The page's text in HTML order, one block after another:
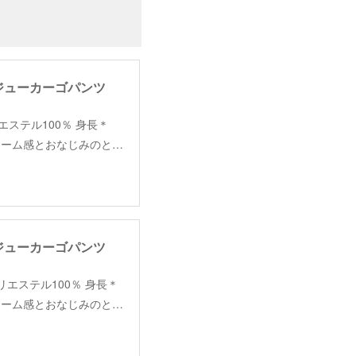
ーカーゴパンツ
ステル100％ 身長＊
ム感とおなじみのと…
ーカーゴパンツ
ステル100％ 身長＊
ム感とおなじみのと…